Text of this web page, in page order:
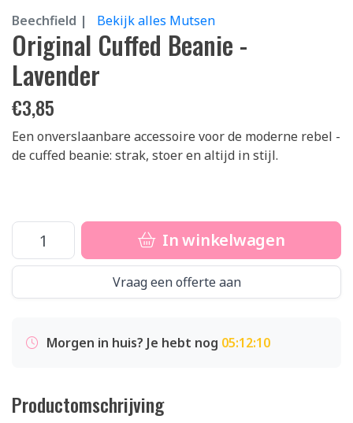
Beechfield | Bekijk alles Mutsen
Original Cuffed Beanie -
Lavender
€3,85
Een onverslaanbare accessoire voor de moderne rebel -
de cuffed beanie: strak, stoer en altijd in stijl.
In winkelwagen
Vraag een offerte aan
Morgen in huis? Je hebt nog 05:12:10
Productomschrijving